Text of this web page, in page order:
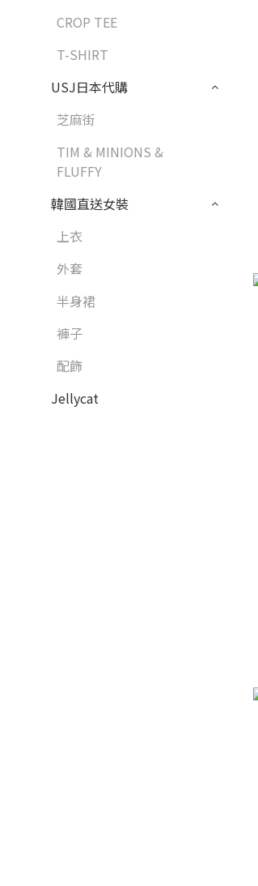
CROP TEE
T-SHIRT
USJ日本代購
芝麻街
TIM & MINIONS &
FLUFFY
韓國直送女裝
上衣
外套
半身裙
褲子
配飾
Jellycat